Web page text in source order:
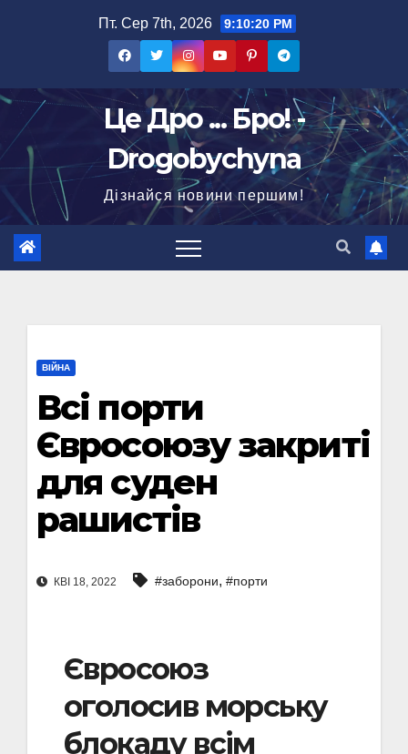
Пт. Сер 7th, 2026 9:10:21 PM
Це Дро ... Бро! -
Drogobychyna
Дізнайся новини першим!
ВІЙНА
Всі порти
Євросоюзу закриті
для суден
рашистів
КВІ 18, 2022 #заборони, #порти
Євросоюз
оголосив морську
блокаду всім